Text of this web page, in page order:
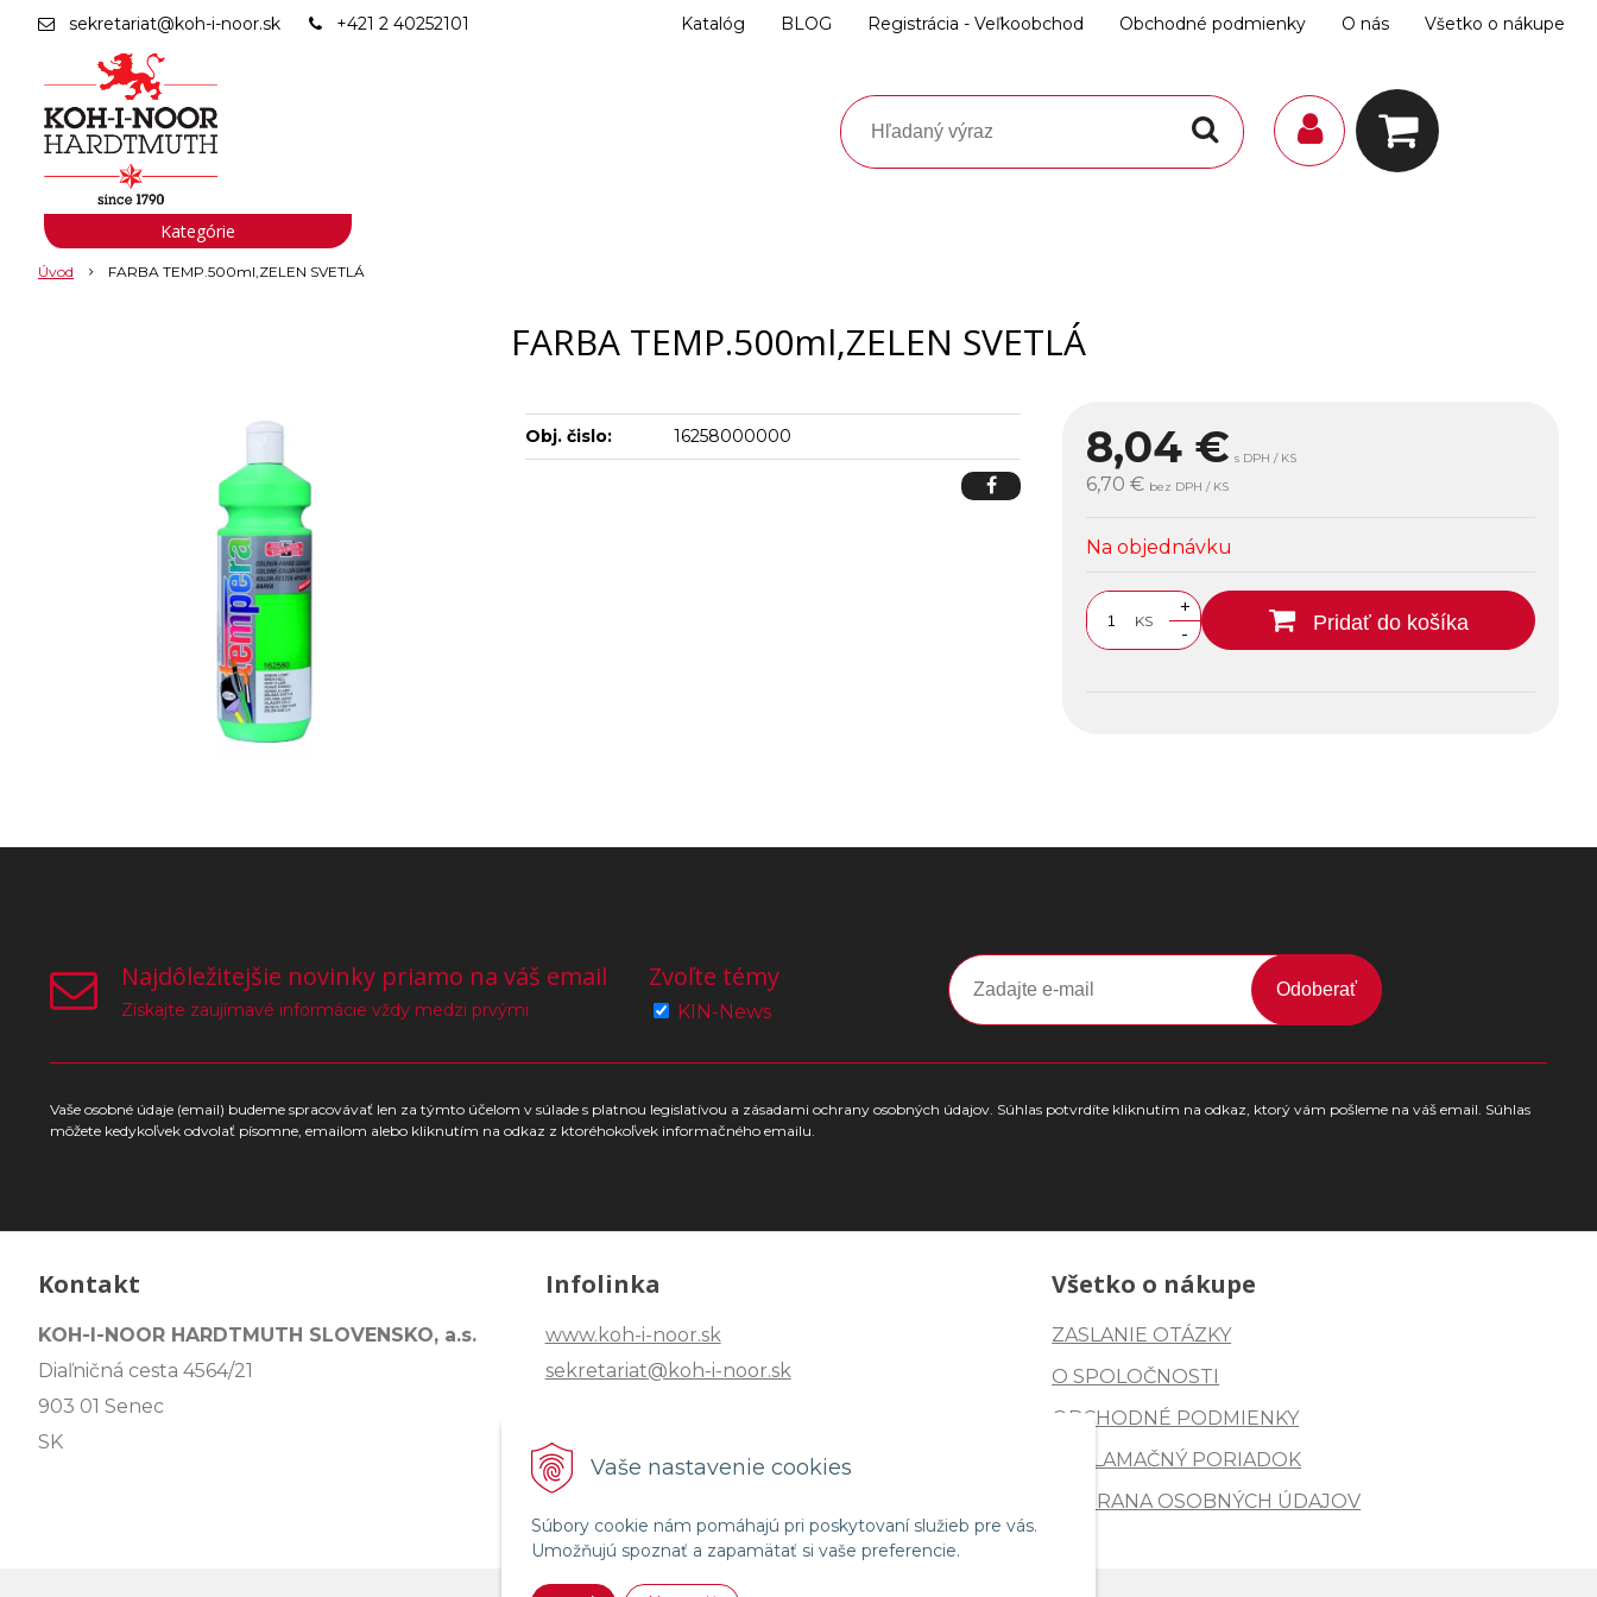
Vaše nastavenie cookies
Súbory cookie nám pomáhajú pri poskytovaní služieb pre vás.
Umožňujú spoznať a zapamätať si vaše preferencie.
sekretariat@koh-i-noor.sk +421 2 40252101 Katalóg BLOG Registrácia - Veľkoobchod Obchodné podmienky O nás Všetko o nákupe
Úvod FARBA TEMP.500ml,ZELEN SVETLÁ
FARBA TEMP.500ml,ZELEN SVETLÁ
8,04 € s DPH / KS
6,70 € bez DPH / KS
Na objednávku
KS
+
-
Pridať do košíka
Obj. čislo: 16258000000
Kategórie
Najdôležitejšie novinky priamo na váš email
Získajte zaujímavé informácie vždy medzi prvými
Zvoľte témy
KIN-News
Odoberať
Vaše osobné údaje (email) budeme spracovávať len za týmto účelom v súlade s platnou legislatívou a zásadami ochrany osobných údajov. Súhlas potvrdíte kliknutím na odkaz, ktorý vám pošleme na váš email. Súhlas
môžete kedykoľvek odvolať písomne, emailom alebo kliknutím na odkaz z ktoréhokoľvek informačného emailu.
Kontakt
KOH-I-NOOR HARDTMUTH SLOVENSKO, a.s.
Diaľničná cesta 4564/21
903 01 Senec
SK
Infolinka
www.koh-i-noor.sk
sekretariat@koh-i-noor.sk
Tel: +421 2 40252101
Fax: +421 2 44872870
Všetko o nákupe
ZASLANIE OTÁZKY
O SPOLOČNOSTI
OBCHODNÉ PODMIENKY
REKLAMAČNÝ PORIADOK
OCHRANA OSOBNÝCH ÚDAJOV